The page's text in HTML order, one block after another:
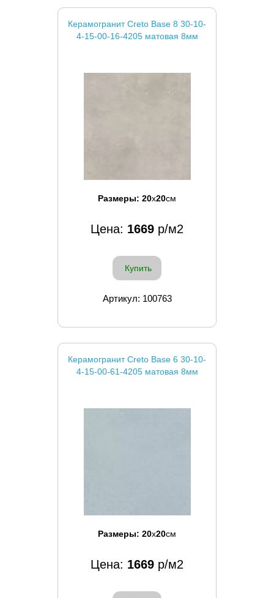
Керамогранит Creto Base 8 30-10-
4-15-00-16-4205 матовая 8мм
Размеры: 20x20см
Цена: 1669 р/м2
Купить
Артикул: 100763
Керамогранит Creto Base 6 30-10-
4-15-00-61-4205 матовая 8мм
Размеры: 20x20см
Цена: 1669 р/м2